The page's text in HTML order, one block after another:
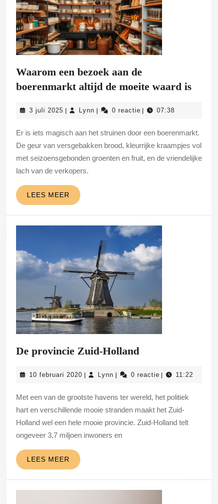
Waarom een bezoek aan de
boerenmarkt altijd de moeite waard is
aan
de
3 juli 2025 3
2025
Lynn Lynn 0 reactie 07:38
Er is iets magisch aan het struinen door een boerenmarkt.
De geur van versgebakken brood, kleurrijke kraampjes vol
met seizoensgebonden groenten en fruit, en de vriendelijke
lach van de verkopers.
LEES MEER LEES
MEER
De provincie Zuid-Holland
Zuid-
Holland
10 februari 2020 10
2020
Lynn Lynn 0 reactie 11:22
Met een van de grootste havens ter wereld, het politiek
hart en verschillende mooie stranden maakt het Zuid-
Holland wel een hele mooie provincie. Zuid-Holland telt
ongeveer 3,7 miljoen inwoners en
LEES MEER LEES
MEER